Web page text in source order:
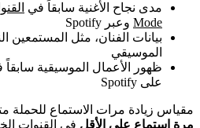
مدى نجاح الأغنية سابقاً في
Mode وعبر Spotify
بيانات الفنان، مثل المستمعين
الموسيقي
ظهور الأعمال الموسيقية
على Spotify
مقياس زيادة مرات الاستماع للحملة
مرة استماع على الأقل